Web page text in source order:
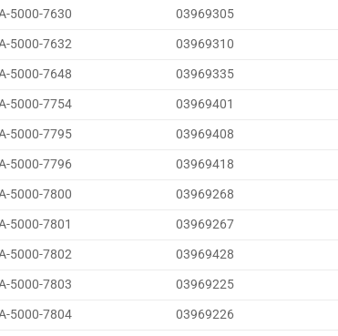
5000-7630
03969305
5000-7632
03969310
5000-7648
03969335
5000-7754
03969401
5000-7795
03969408
5000-7796
03969418
5000-7800
03969268
5000-7801
03969267
5000-7802
03969428
5000-7803
03969225
5000-7804
03969226